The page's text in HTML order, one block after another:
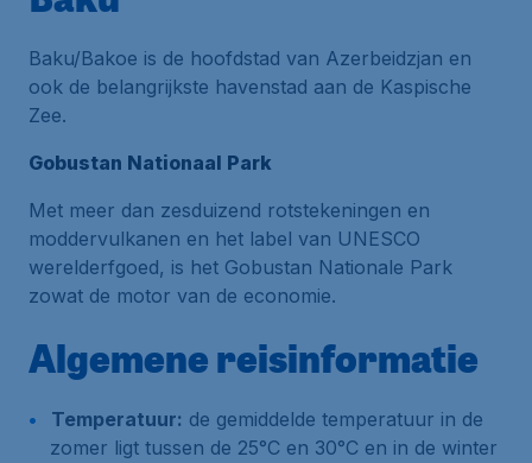
Baku/Bakoe is de hoofdstad van Azerbeidzjan en
ook de belangrijkste havenstad aan de Kaspische
Zee.
Gobustan Nationaal Park
Met meer dan zesduizend rotstekeningen en
moddervulkanen en het label van UNESCO
werelderfgoed, is het Gobustan Nationale Park
zowat de motor van de economie.
Algemene reisinformatie
Temperatuur: de gemiddelde temperatuur in de
zomer ligt tussen de 25°C en 30°C en in de winter